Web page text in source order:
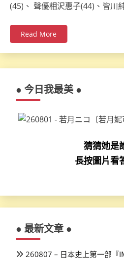
(45)、 聲優相沢惠子(44)、皆川
Read More
● 今日我最美 ●
猜猜她是
長按圖片看
● 最新文章 ●
260807 – 日本史上第一部『